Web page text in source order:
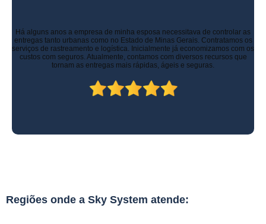
Há alguns anos a empresa de minha esposa necessitava de controlar as
entregas tanto urbanas como no Estado de Minas Gerais. Contratamos os
serviços de rastreamento e logística. Inicialmente já economizamos com os
custos com seguros. Atualmente, contamos com diversos recursos que
tornam as entregas mais rápidas, ágeis e seguras.
Regiões onde a Sky System atende: